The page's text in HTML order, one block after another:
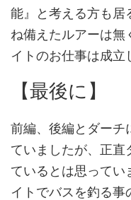
能』と考える方も居
ね備えたルアーは無
イトのお仕事は成立
【最後に】
前編、後編とダーチ
ていましたが、正直
ているとは思ってい
イトでバスを釣る事